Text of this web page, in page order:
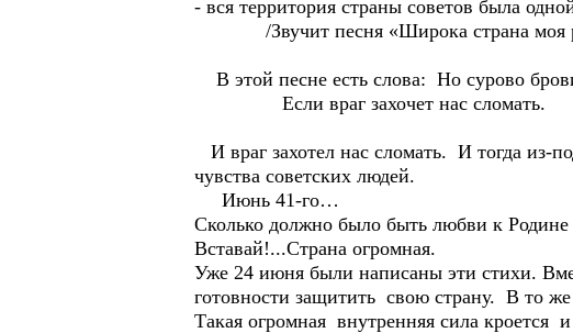
- вся территория страны советов была
/Звучит песня «Широка страна моя
В этой песне есть слова: Но сурово
Если враг захочет нас сломать.
И враг захотел нас сломать. И тогда
чувства советских людей.
Июнь 41-го…
Сколько должно было быть любви к
Вставай!...Страна огромная.
Уже 24 июня были написаны эти стихи.
готовности защитить свою страну. В то
Такая огромная внутренняя сила кроется